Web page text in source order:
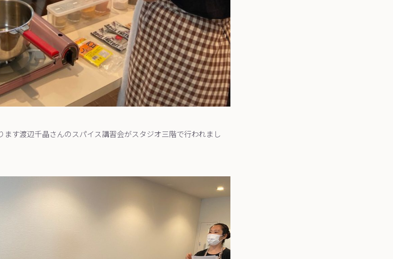
ます渡辺千晶さんのスパイス講習会がスタジオ三階で行われまし